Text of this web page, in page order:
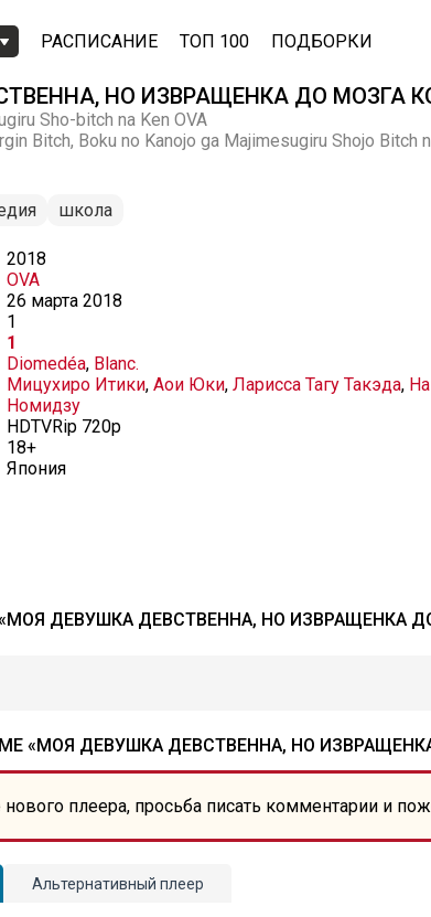
РАСПИСАНИЕ ТОП 100 ПОДБОРКИ
НО ИЗВРАЩЕНКА ДО МОЗГА
Sho-bitch na Ken OVA
Bitch, Boku no Kanojo ga Majimesugiru Shojo Bitch
школа
2018
OVA
26 марта 2018
1
1
Diomedéa, Blanc.
Мицухиро Итики, Аои Юки, Ларисса Тагу Такэда,
Номидзу
HDTVRip 720p
18+
Япония
ДЕВУШКА ДЕВСТВЕННА, НО ИЗВРАЩЕНКА ДО
«МОЯ ДЕВУШКА ДЕВСТВЕННА, НО
нового плеера, просьба писать комментарии и
Альтернативный плеер